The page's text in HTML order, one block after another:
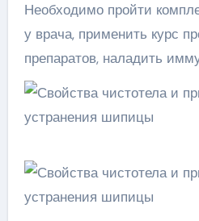
Необходимо пройти
у врача, применить курс
препаратов, наладить